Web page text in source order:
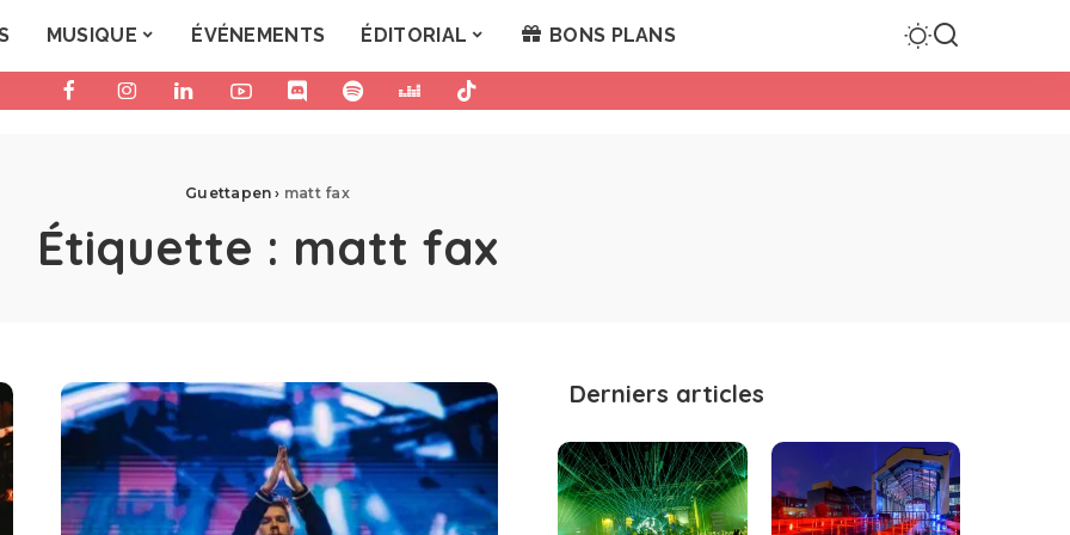
MUSIQUE ÉVÉNEMENTS ÉDITORIAL BONS PLANS
Guettapen › matt fax
Étiquette : matt fax
Derniers articles